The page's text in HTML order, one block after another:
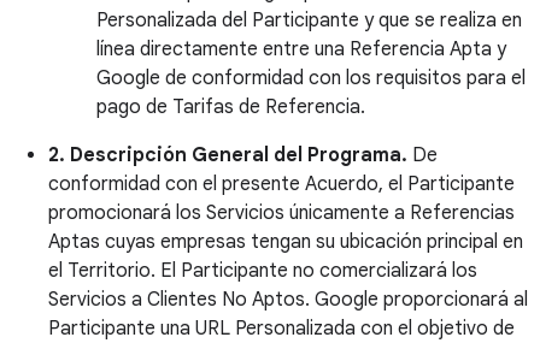
Personalizada del Participante y que se realiza en
línea directamente entre una Referencia Apta y
Google de conformidad con los requisitos para el
pago de Tarifas de Referencia.
2. Descripción General del Programa. De
conformidad con el presente Acuerdo, el Participante
promocionará los Servicios únicamente a Referencias
Aptas cuyas empresas tengan su ubicación principal en
el Territorio. El Participante no comercializará los
Servicios a Clientes No Aptos. Google proporcionará al
Participante una URL Personalizada con el objetivo de